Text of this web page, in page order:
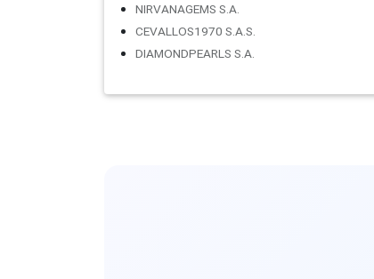
NIRVANAGEMS S.A.
CEVALLOS1970 S.A.S.
DIAMONDPEARLS S.A.